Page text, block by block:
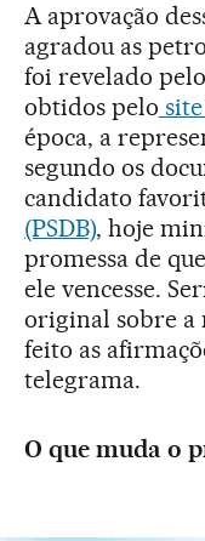
A aprovação
agradou as
foi revelado
obtidos pelo
época, a
segundo os
candidato
(PSDB), hoje
promessa de
ele vencesse.
original sobre a
feito as
telegrama.
O que muda o